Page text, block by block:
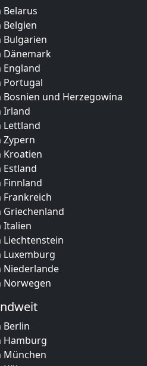
Belarus
Belgien
Bulgarien
Dänemark
England
Portugal
und Herzegowina
Irland
Lettland
Zypern
Kroatien
Estland
Finnland
Frankreich
Griechenland
Italien
Liechtenstein
Luxemburg
Niederlande
Norwegen
Berlin
Hamburg
München